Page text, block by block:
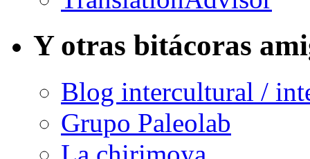
Y otras bitácoras
Blog intercultural /
Grupo Paleolab